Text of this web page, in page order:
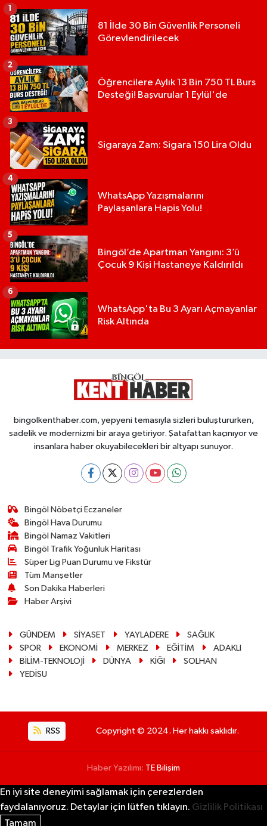
81 İlde 30 Bin Güvenlik Personeli
Görevlendirilecek
1
Öğrencilere Aylık 13 Bin 750 TL Burs
Desteği! Başvurular 1 Eylül'de
2
Sigaraya Zam: Sigara 150 Lira Oldu
3
WhatsApp Yazışmalarını
Paylaşanlara Hapis Yolu!
4
Bingöl’de Apartman Yangını: 3’ü
Çocuk 9 Kişi Hastaneye Kaldırıldı
5
WhatsApp'ta Bu 3 Ayarı Açmayanlar
Risk Altında
6
bingolkenthaber.com, yepyeni temasıyla sizleri buluştururken,
sadelik ve modernizmi bir araya getiriyor. Şatafattan kaçınıyor ve
insanlara haber okuyabilecekleri bir altyapı sunuyor.
Bingöl Nöbetçi Eczaneler
Bingöl Hava Durumu
Bingöl Namaz Vakitleri
Bingöl Trafik Yoğunluk Haritası
Süper Lig Puan Durumu ve Fikstür
Tüm Manşetler
Son Dakika Haberleri
Haber Arşivi
GÜNDEM SİYASET YAYLADERE
SAĞLIK
SPOR
EKONOMİ MERKEZ EĞİTİM
ADAKLI
BİLİM-TEKNOLOJİ
DÜNYA KİĞI
SOLHAN
YEDİSU
RSS Copyright © 2024. Her hakkı saklıdır.
Haber Yazılımı: TE Bilişim
En iyi site deneyimi sağlamak için çerezlerden
faydalanıyoruz. Detaylar için lütfen tıklayın. Gizlilik Politikası
Tamam